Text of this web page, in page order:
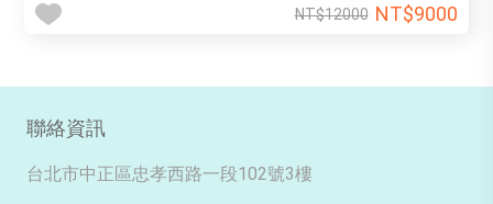
NT$12000 NT$9000
聯絡資訊
台北市中正區忠孝西路一段102號3樓